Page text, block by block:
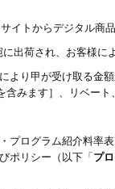
イトからデジタル
出荷され、お客様
より甲が受け取る金
みます］、リベー
プログラム紹介料率
ポリシー（以下「プ